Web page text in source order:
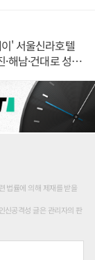
' 서울신라호텔
해남·건대로 성
법률에 의해 제재를 받을
신공격성 글은 관리자의 판